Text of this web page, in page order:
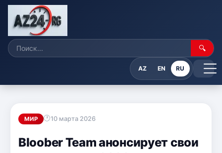
🔍
AZ EN RU
МИР 10 марта 2026
Bloober Team анонсирует свои